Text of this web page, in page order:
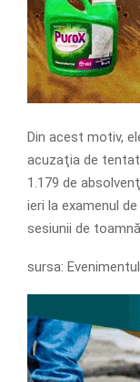
Din acest motiv,
acuzaţia de
1.179 de
ieri la examenul
sesiunii de
sursa: